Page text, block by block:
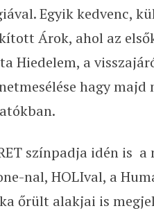
Egyik kedvenc,
Árok, ahol az
Hiedelem, a
hagy
színpadja idén is a
nal, HOLIval, a
őrült alakjai is